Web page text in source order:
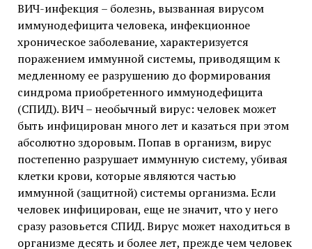
ВИЧ-инфекция – болезнь, вызванная вирусом
иммунодефицита человека, инфекционное
хроническое заболевание, характеризуется
поражением иммунной системы, приводящим к
медленному ее разрушению до формирования
синдрома приобретенного иммунодефицита
(СПИД). ВИЧ – необычный вирус: человек может
быть инфицирован много лет и казаться при этом
абсолютно здоровым. Попав в организм, вирус
постепенно разрушает иммунную систему, убивая
клетки крови, которые являются частью
иммунной (защитной) системы организма. Если
человек инфицирован, еще не значит, что у него
сразу разовьется СПИД. Вирус может находиться в
организме десять и более лет, прежде чем человек